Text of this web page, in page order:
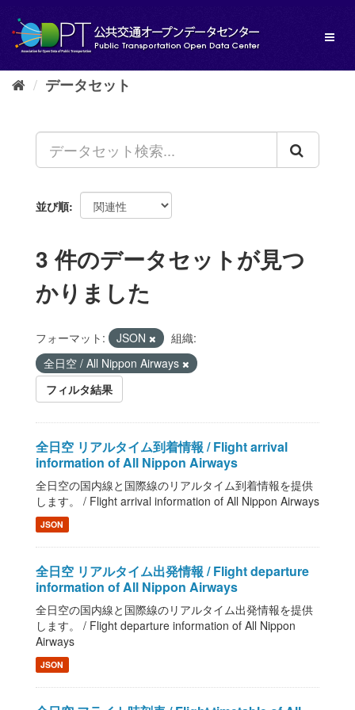
し
データセット
並び順
3 件のデータセットが見つ
かりました
フォーマット: JSON
組織:
全日空 / All Nippon Airways
フィルタ結果
全日空 リアルタイム到着情報 / Flight arrival
information of All Nippon Airways
全日空の国内線と国際線のリアルタイム到着情報を提供
します。 / Flight arrival information of All Nippon Airways
JSON
全日空 リアルタイム出発情報 / Flight departure
information of All Nippon Airways
全日空の国内線と国際線のリアルタイム出発情報を提供
します。 / Flight departure information of All Nippon
Airways
JSON